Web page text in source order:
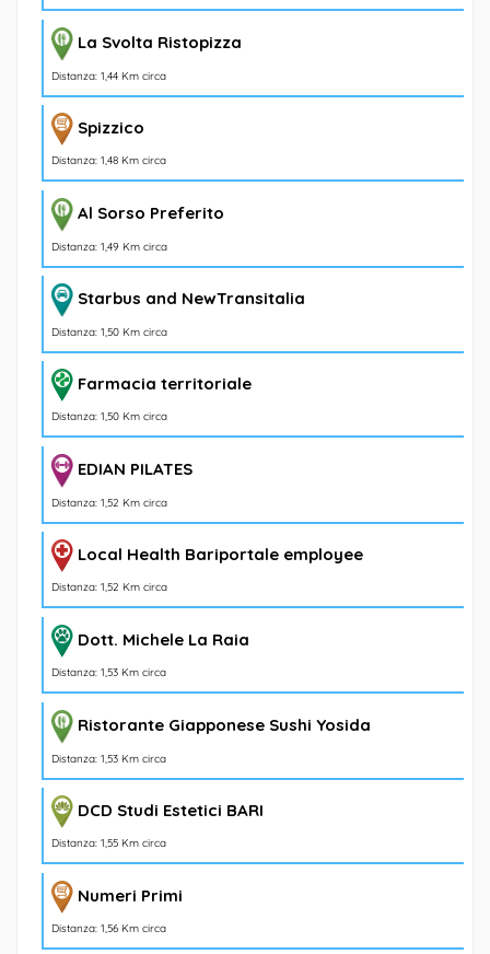
La Svolta Ristopizza
Distanza: 1,44 Km circa
Spizzico
Distanza: 1,48 Km circa
Al Sorso Preferito
Distanza: 1,49 Km circa
Starbus and NewTransitalia
Distanza: 1,50 Km circa
Farmacia territoriale
Distanza: 1,50 Km circa
EDIAN PILATES
Distanza: 1,52 Km circa
Local Health Bariportale employee
Distanza: 1,52 Km circa
Dott. Michele La Raia
Distanza: 1,53 Km circa
Ristorante Giapponese Sushi Yosida
Distanza: 1,53 Km circa
DCD Studi Estetici BARI
Distanza: 1,55 Km circa
Numeri Primi
Distanza: 1,56 Km circa